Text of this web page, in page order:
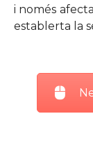
i només
establerta la